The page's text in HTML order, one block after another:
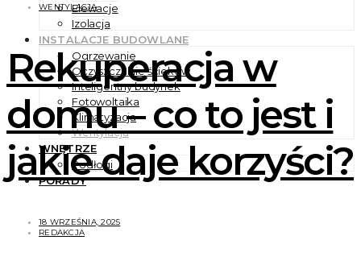
Elewacje
Izolacja
INSTALACJE BUDOWLANE
Ogrzewanie
Oczyszczalnie ścieków
Inteligentny budynek
Fotowoltaika
Klimatyzacja
Wentylacja
WNĘTRZE
Podłogi
PORADY
WENTYLACJA
Rekuperacja w
domu – co to jest i
jakie daje korzyści?
18 WRZEŚNIA, 2025
REDAKCJA